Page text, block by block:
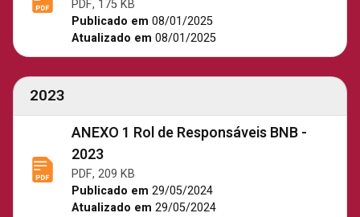
PDF, 175 KB
Publicado em 08/01/2025
Atualizado em 08/01/2025
2023
ANEXO 1 Rol de Responsáveis BNB -
2023
PDF, 209 KB
Publicado em 29/05/2024
Atualizado em 29/05/2024